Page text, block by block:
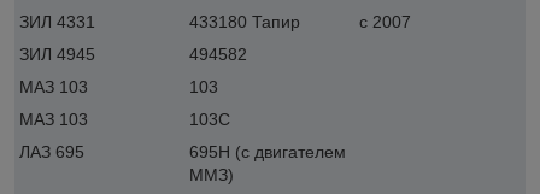
ЗИЛ 4331
433180 Тапир
с 2007
ЗИЛ 4945
494582
МАЗ 103
103
МАЗ 103
103С
ЛАЗ 695
695Н (с двигателем
ММЗ)